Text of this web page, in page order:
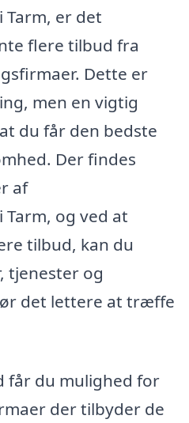
er det
flere tilbud fra
Dette er
men en vigtig
du får den bedste
Der findes
af
og ved at
tilbud, kan du
tjenester og
det lettere at træffe
får du mulighed for
der tilbyder de